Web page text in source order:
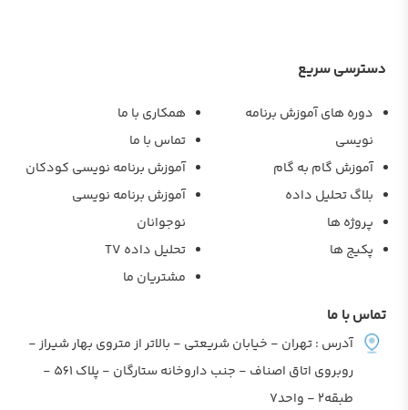
دسترسی سریع
دوره های آموزش برنامه
نویسی
آموزش گام به گام
بلاگ تحلیل داده
پروژه ها
پکیج ها
همکاری با ما
تماس با ما
آموزش برنامه نویسی کودکان
آموزش برنامه نویسی
نوجوانان
تحلیل داده TV
مشتریان ما
تماس با ما
آدرس : تهران - خیابان شریعتی - بالاتر از متروی بهار شیراز -
روبروی اتاق اصناف - جنب داروخانه ستارگان - پلاک 561 -
طبقه2 - واحد7